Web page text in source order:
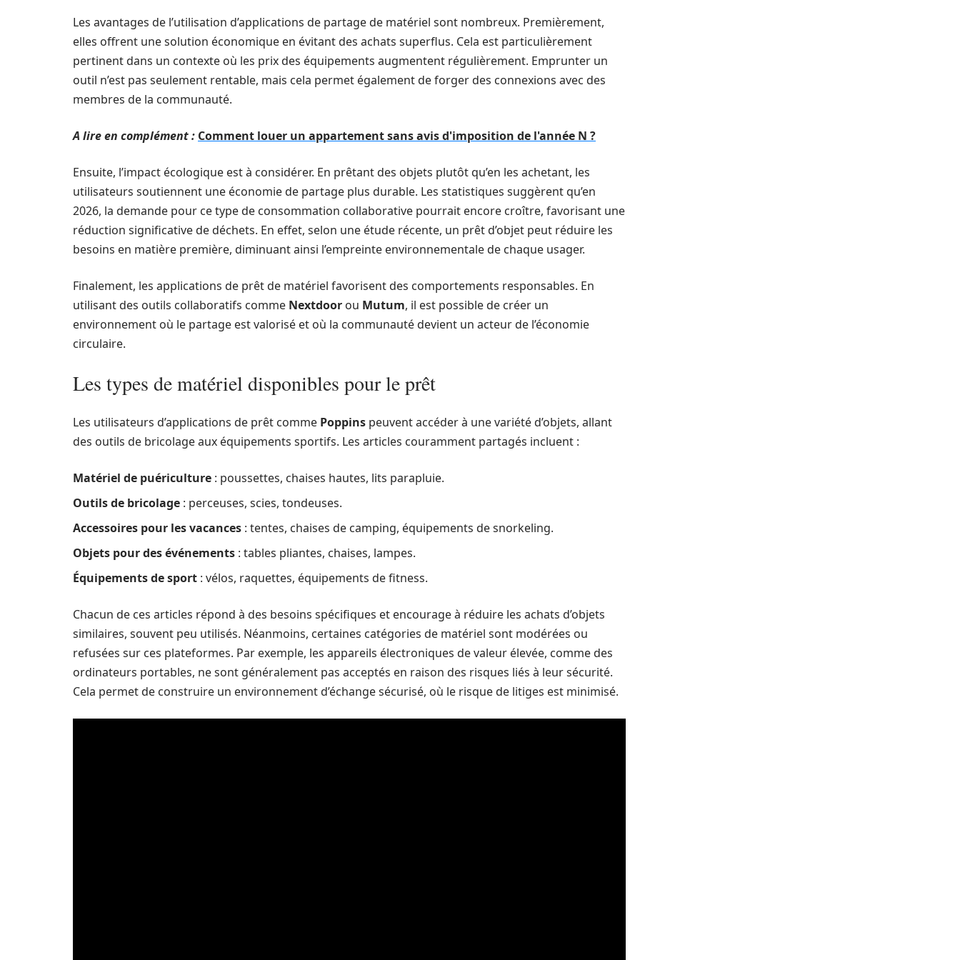
Les avantages de l’utilisation d’applications de partage de matériel sont nombreux. Premièrement,
elles offrent une solution économique en évitant des achats superflus. Cela est particulièrement
pertinent dans un contexte où les prix des équipements augmentent régulièrement. Emprunter un
outil n’est pas seulement rentable, mais cela permet également de forger des connexions avec des
membres de la communauté.
A lire en complément : Comment louer un appartement sans avis d'imposition de l'année N ?
Ensuite, l’impact écologique est à considérer. En prêtant des objets plutôt qu’en les achetant, les
utilisateurs soutiennent une économie de partage plus durable. Les statistiques suggèrent qu’en
2026, la demande pour ce type de consommation collaborative pourrait encore croître, favorisant une
réduction significative de déchets. En effet, selon une étude récente, un prêt d’objet peut réduire les
besoins en matière première, diminuant ainsi l’empreinte environnementale de chaque usager.
Finalement, les applications de prêt de matériel favorisent des comportements responsables. En
utilisant des outils collaboratifs comme Nextdoor ou Mutum, il est possible de créer un
environnement où le partage est valorisé et où la communauté devient un acteur de l’économie
circulaire.
Les types de matériel disponibles pour le prêt
Les utilisateurs d’applications de prêt comme Poppins peuvent accéder à une variété d’objets, allant
des outils de bricolage aux équipements sportifs. Les articles couramment partagés incluent :
Matériel de puériculture : poussettes, chaises hautes, lits parapluie.
Outils de bricolage : perceuses, scies, tondeuses.
Accessoires pour les vacances : tentes, chaises de camping, équipements de snorkeling.
Objets pour des événements : tables pliantes, chaises, lampes.
Équipements de sport : vélos, raquettes, équipements de fitness.
Chacun de ces articles répond à des besoins spécifiques et encourage à réduire les achats d’objets
similaires, souvent peu utilisés. Néanmoins, certaines catégories de matériel sont modérées ou
refusées sur ces plateformes. Par exemple, les appareils électroniques de valeur élevée, comme des
ordinateurs portables, ne sont généralement pas acceptés en raison des risques liés à leur sécurité.
Cela permet de construire un environnement d’échange sécurisé, où le risque de litiges est minimisé.